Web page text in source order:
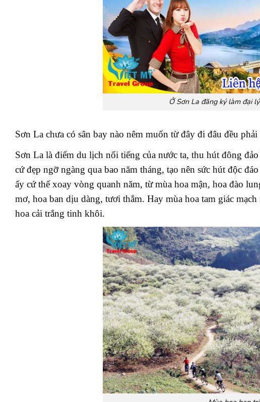
Ở Sơn La đăng ký làm đại
Sơn La chưa có sân bay nào nêm muốn từ đây đi đâu đều
Sơn La là điểm du lịch nổi tiếng của nước ta, thu hút đông
cứ đẹp ngỡ ngàng qua bao năm tháng, tạo nên sức hút độc
ấy cứ thế xoay vòng quanh năm, từ mùa hoa mận, hoa đào
mơ, hoa ban dịu dàng, tươi thắm. Hay mùa hoa tam giác
hoa cải trắng tinh khôi.